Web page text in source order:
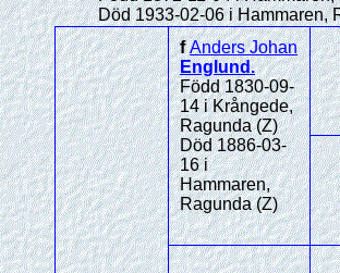
Död 1933-02-06 i Hammaren,
fAnders Johan
Englund.
Född 1830-09-
14 i Krångede,
Ragunda (Z)
Död 1886-03-
16 i
Hammaren,
Ragunda (Z)